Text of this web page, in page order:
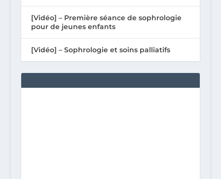
[Vidéo] – Première séance de sophrologie
pour de jeunes enfants
[Vidéo] – Sophrologie et soins palliatifs